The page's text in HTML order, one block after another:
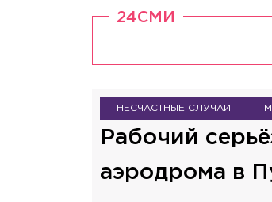
24СМИ
НЕСЧАСТНЫЕ СЛУЧАИ
Рабочий
аэродрома в